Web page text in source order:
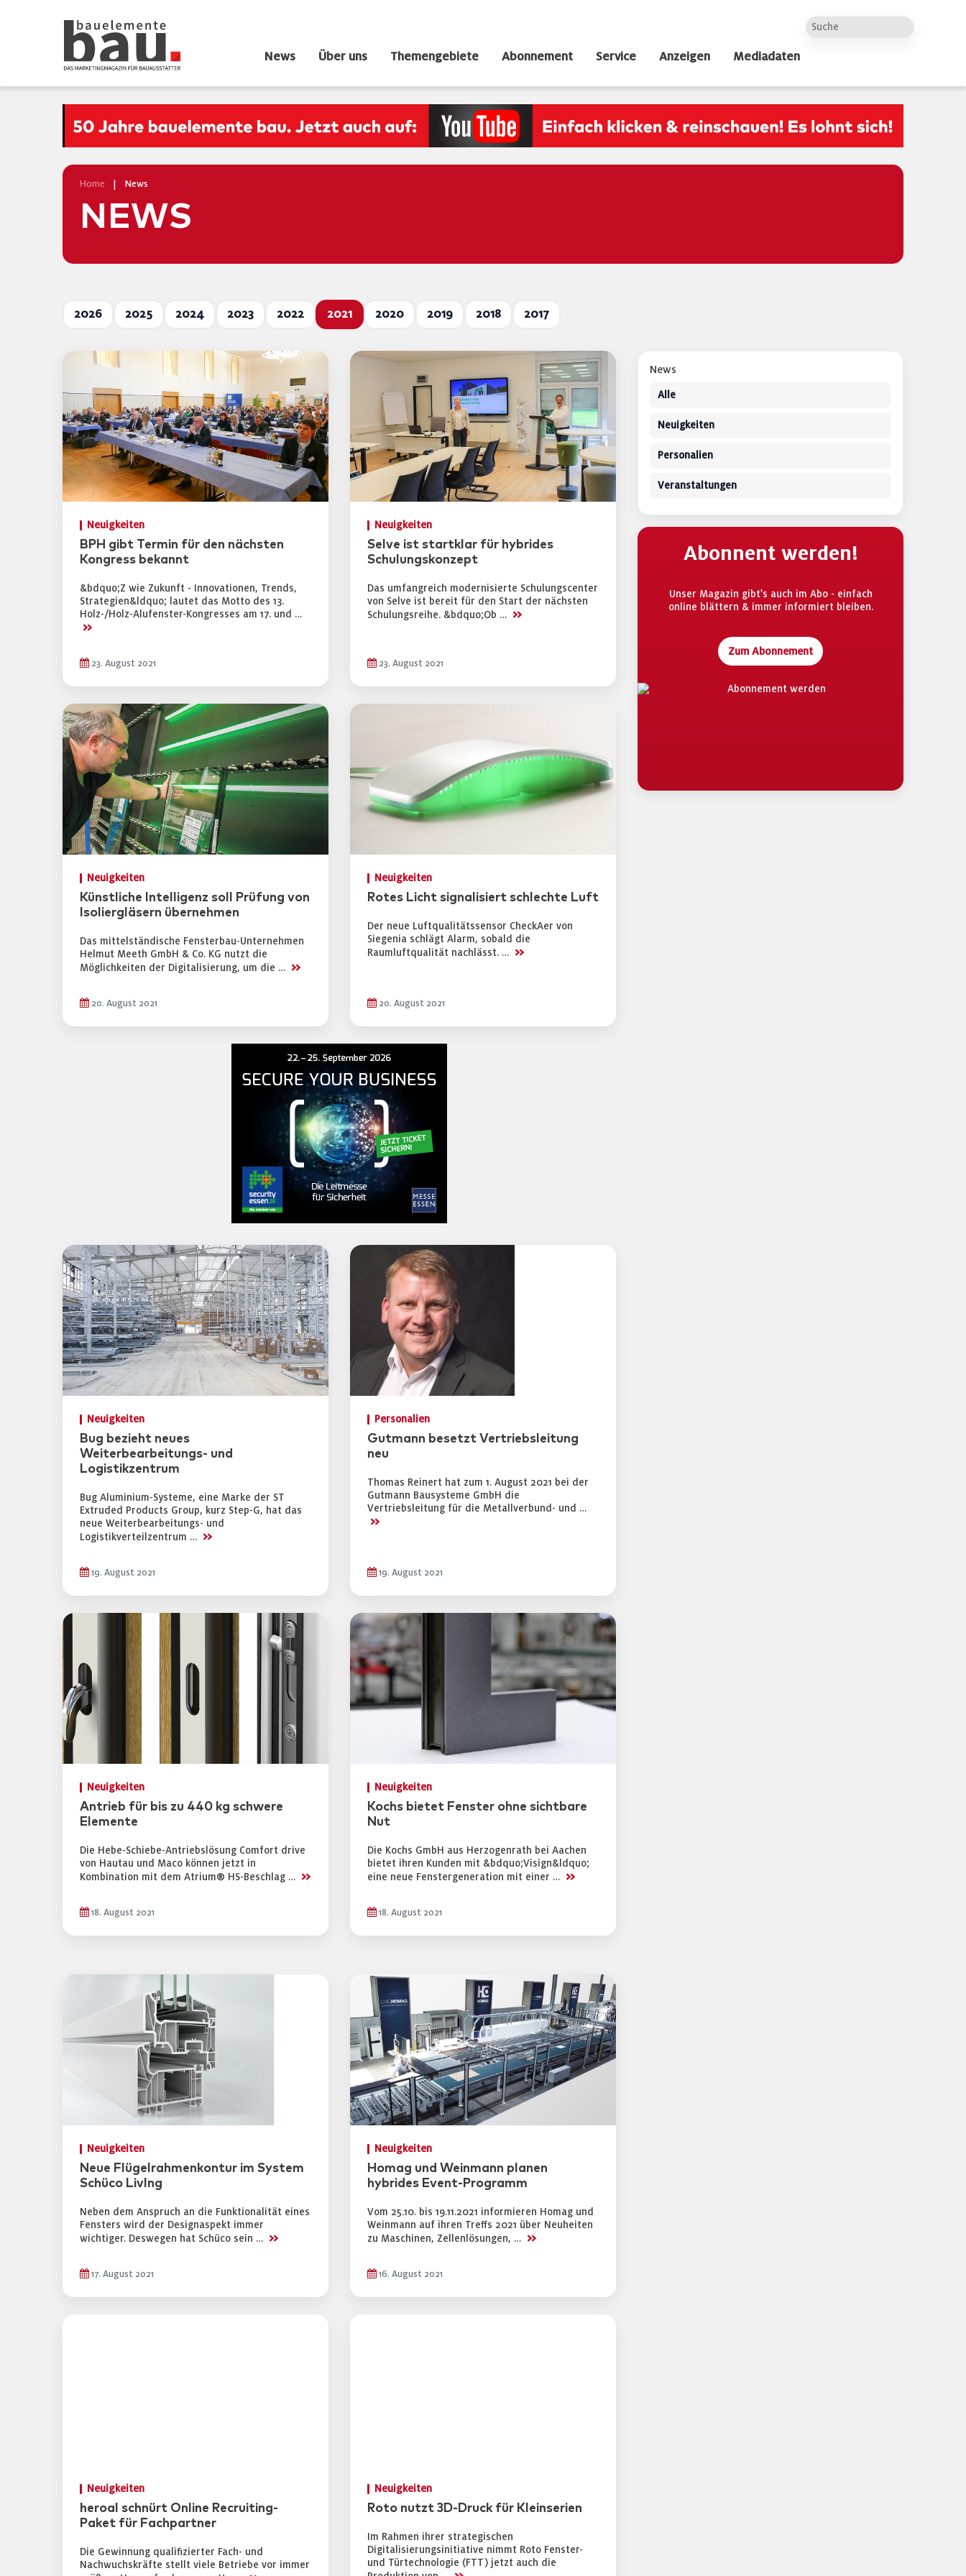
News Über uns Themengebiete Abonnement Service Anzeigen Mediadaten
Home News
NEWS
2026 2025 2024 2023 2022 2021 2020 2019 2018 2017
Neuigkeiten
BPH gibt Termin für den nächsten
Kongress bekannt
&bdquo;Z wie Zukunft - Innovationen, Trends,
Strategien&ldquo; lautet das Motto des 13.
Holz-/Holz-Alufenster-Kongresses am 17. und …
>>
23. August 2021
Neuigkeiten
Selve ist startklar für hybrides
Schulungskonzept
Das umfangreich modernisierte Schulungscenter
von Selve ist bereit für den Start der nächsten
Schulungsreihe. &bdquo;Ob … >>
23. August 2021
Neuigkeiten
Künstliche Intelligenz soll Prüfung von
Isoliergläsern übernehmen
Das mittelständische Fensterbau-Unternehmen
Helmut Meeth GmbH & Co. KG nutzt die
Möglichkeiten der Digitalisierung, um die … >>
20. August 2021
Neuigkeiten
Rotes Licht signalisiert schlechte Luft
Der neue Luftqualitätssensor CheckAer von
Siegenia schlägt Alarm, sobald die
Raumluftqualität nachlässt. … >>
20. August 2021
Neuigkeiten
Bug bezieht neues
Weiterbearbeitungs- und
Logistikzentrum
Bug Aluminium-Systeme, eine Marke der ST
Extruded Products Group, kurz Step-G, hat das
neue Weiterbearbeitungs- und
Logistikverteilzentrum … >>
19. August 2021
Personalien
Gutmann besetzt Vertriebsleitung
neu
Thomas Reinert hat zum 1. August 2021 bei der
Gutmann Bausysteme GmbH die
Vertriebsleitung für die Metallverbund- und …
>>
19. August 2021
Neuigkeiten
Antrieb für bis zu 440 kg schwere
Elemente
Die Hebe-Schiebe-Antriebslösung Comfort drive
von Hautau und Maco können jetzt in
Kombination mit dem Atrium® HS-Beschlag … >>
18. August 2021
Neuigkeiten
Kochs bietet Fenster ohne sichtbare
Nut
Die Kochs GmbH aus Herzogenrath bei Aachen
bietet ihren Kunden mit &bdquo;Visign&ldquo;
eine neue Fenstergeneration mit einer … >>
18. August 2021
Neuigkeiten
Neue Flügelrahmenkontur im System
Schüco LivIng
Neben dem Anspruch an die Funktionalität eines
Fensters wird der Designaspekt immer
wichtiger. Deswegen hat Schüco sein … >>
17. August 2021
Neuigkeiten
Homag und Weinmann planen
hybrides Event-Programm
Vom 25.10. bis 19.11.2021 informieren Homag und
Weinmann auf ihren Treffs 2021 über Neuheiten
zu Maschinen, Zellenlösungen, … >>
16. August 2021
Neuigkeiten
heroal schnürt Online Recruiting-
Paket für Fachpartner
Die Gewinnung qualifizierter Fach- und
Nachwuchskräfte stellt viele Betriebe vor immer
Neuigkeiten
Roto nutzt 3D-Druck für Kleinserien
Im Rahmen ihrer strategischen
Digitalisierungsinitiative nimmt Roto Fenster-
und Türtechnologie (FTT) jetzt auch die
News
Alle
Neuigkeiten
Personalien
Veranstaltungen
Abonnent werden!
Unser Magazin gibt's auch im Abo - einfach
online blättern & immer informiert bleiben.
Zum Abonnement